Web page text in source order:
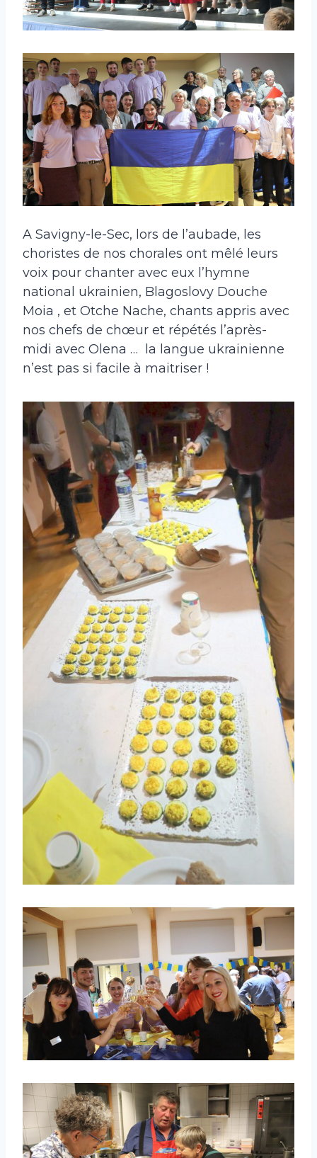
A Savigny-le-Sec, lors de l’aubade, les
choristes de nos chorales ont mêlé leurs
voix pour chanter avec eux l’hymne
national ukrainien, Blagoslovy Douche
Moia , et Otche Nache, chants appris avec
nos chefs de chœur et répétés l’après-
midi avec Olena … la langue ukrainienne
n’est pas si facile à maitriser !